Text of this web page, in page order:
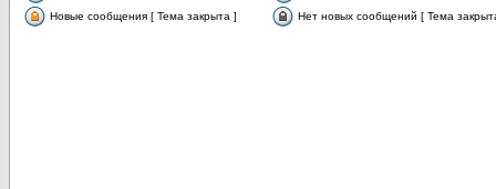
Новые сообщения [ Тема закрыта ]
Нет новых сообщений [ Тема